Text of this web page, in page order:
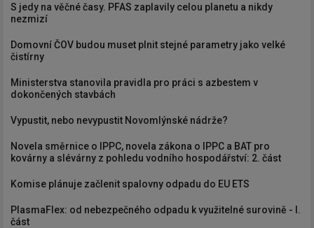
S jedy na věčné časy. PFAS zaplavily celou planetu a nikdy
nezmizí
Domovní ČOV budou muset plnit stejné parametry jako velké
čistírny
Ministerstva stanovila pravidla pro práci s azbestem v
dokončených stavbách
Vypustit, nebo nevypustit Novomlýnské nádrže?
Novela směrnice o IPPC, novela zákona o IPPC a BAT pro
kovárny a slévárny z pohledu vodního hospodářství: 2. část
Komise plánuje začlenit spalovny odpadu do EU ETS
PlasmaFlex: od nebezpečného odpadu k využitelné surovině - I.
část